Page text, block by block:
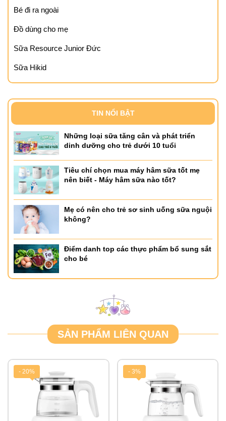
Bé đi ra ngoài
Đồ dùng cho mẹ
Sữa Resource Junior Đức
Sữa Hikid
TIN NỔI BẬT
Những loại sữa tăng cân và phát triển
dinh dưỡng cho trẻ dưới 10 tuổi
Tiêu chí chọn mua máy hâm sữa tốt mẹ
nên biết - Máy hâm sữa nào tốt?
Mẹ có nên cho trẻ sơ sinh uống sữa nguội
không?
Điểm danh top các thực phẩm bổ sung sắt
cho bé
SẢN PHẨM LIÊN QUAN
- 20% - 3%